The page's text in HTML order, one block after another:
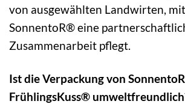
von ausgewählten Landwirten,
SonnentoR® eine
Zusammenarbeit pflegt.
Ist die Verpackung von
FrühlingsKuss®